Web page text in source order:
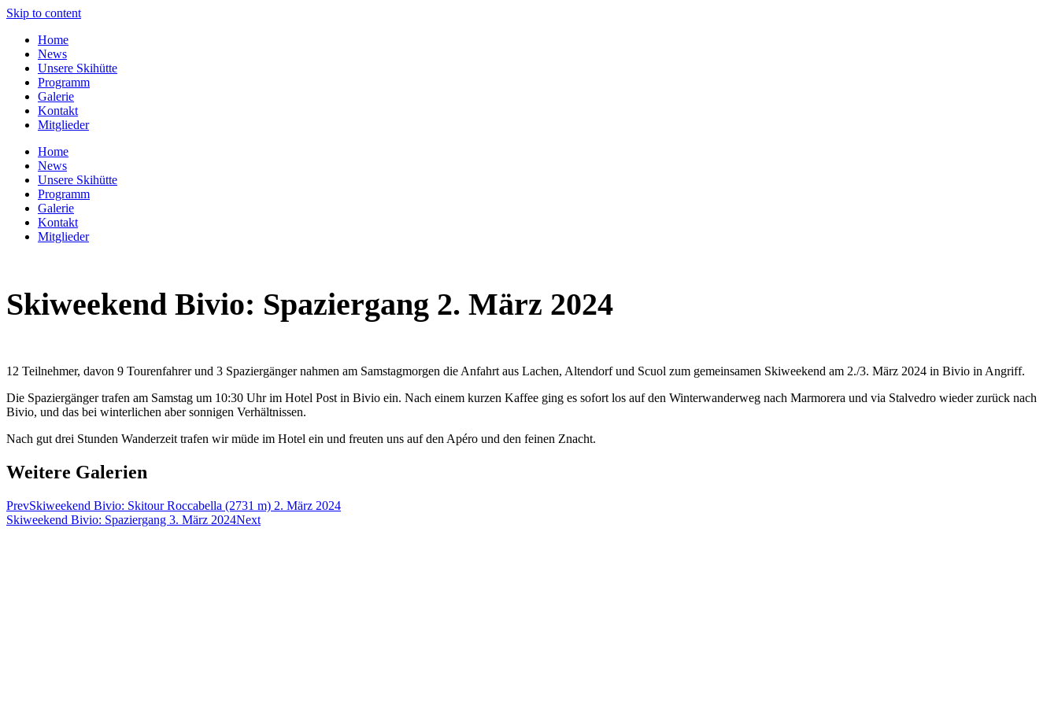
Skip to content
Home
News
Unsere Skihütte
Programm
Galerie
Kontakt
Mitglieder
Home
News
Unsere Skihütte
Programm
Galerie
Kontakt
Mitglieder
Skiweekend Bivio: Spaziergang 2. März 2024
12 Teilnehmer, davon 9 Tourenfahrer und 3 Spaziergänger nahmen am Samstagmorgen die Anfahrt aus Lachen, Altendorf und Scuol zum gemeinsamen Skiweekend am 2./3. März 2024 in Bivio in Angriff.
Die Spaziergänger trafen am Samstag um 10:30 Uhr im Hotel Post in Bivio ein. Nach einem kurzen Kaffee ging es sofort los auf den Winterwanderweg nach Marmorera und via Stalvedro wieder zurück nach
Bivio, und das bei winterlichen aber sonnigen Verhältnissen.
Nach gut drei Stunden Wanderzeit trafen wir müde im Hotel ein und freuten uns auf den Apéro und den feinen Znacht.
Weitere Galerien
PrevSkiweekend Bivio: Skitour Roccabella (2731 m) 2. März 2024
Skiweekend Bivio: Spaziergang 3. März 2024Next